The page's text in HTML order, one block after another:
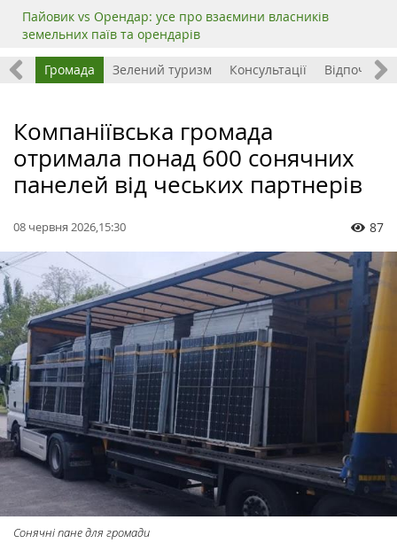
Пайовик vs Орендар: усе про взаємини власників
земельних паїв та орендарів
Громада Зелений туризм Консультації Відпочинок
Компаніївська громада
отримала понад 600 сонячних
панелей від чеських партнерів
08 червня 2026,15:30 87
Сонячні пане для громади